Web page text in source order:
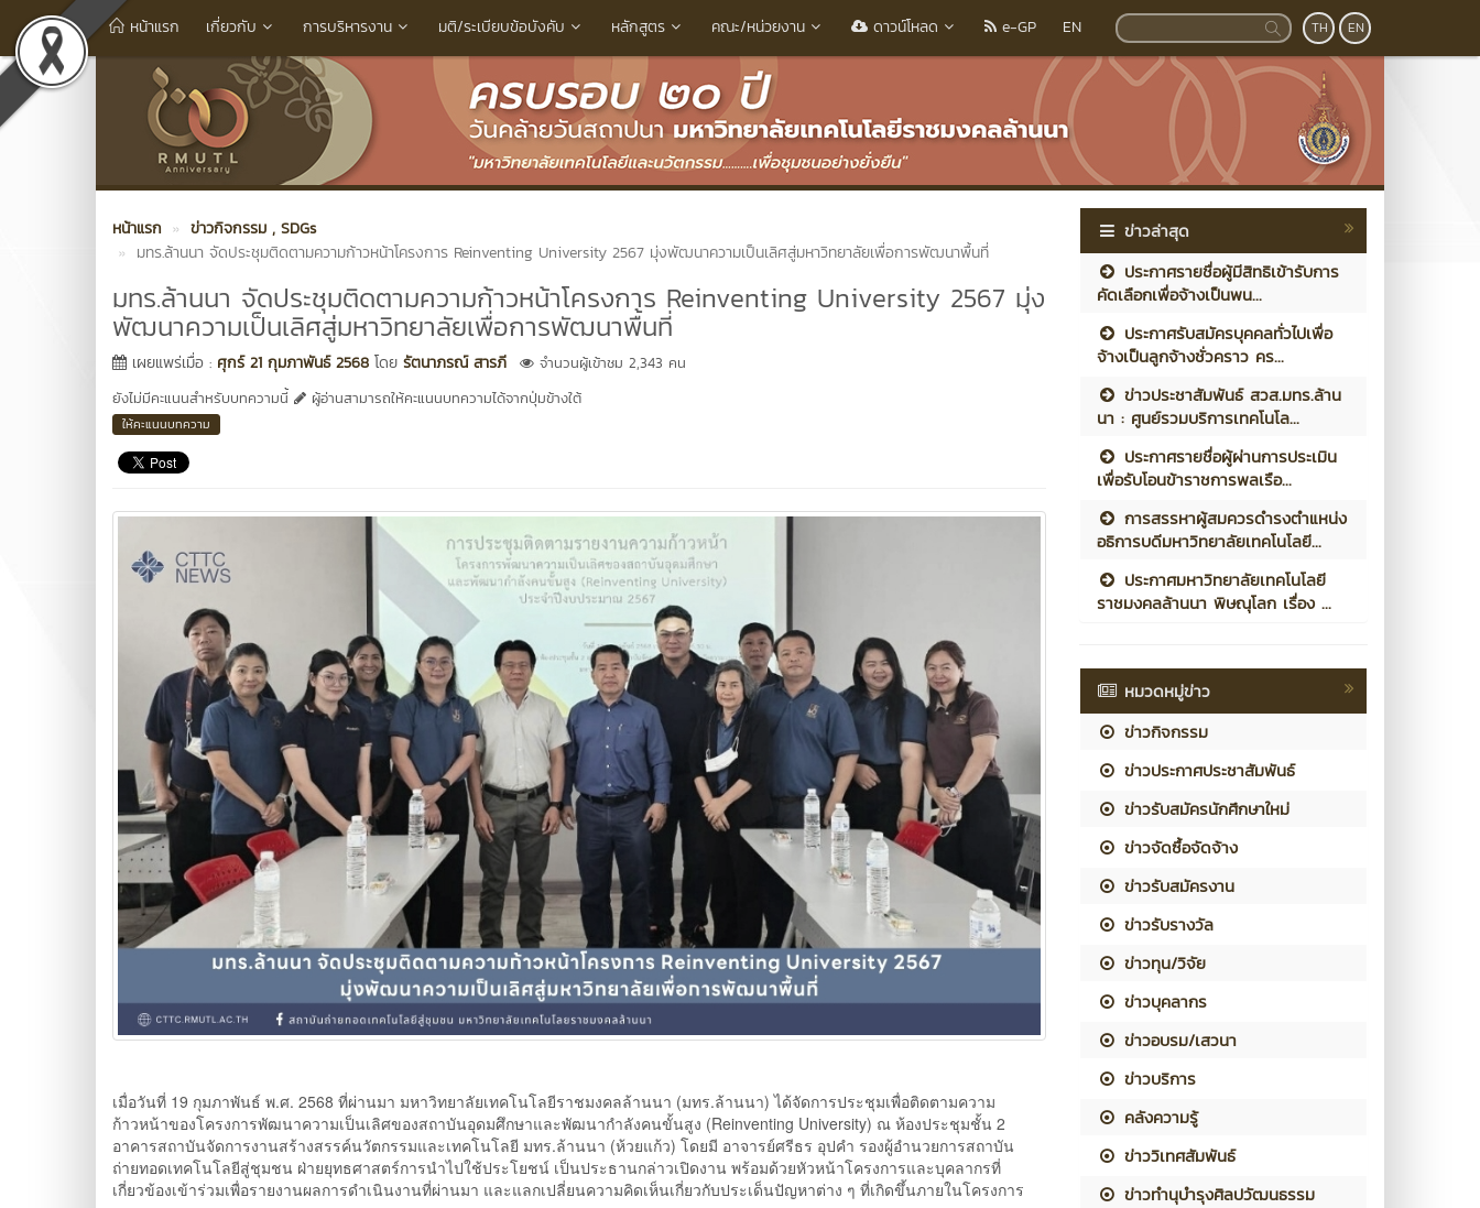
หน้าแรก เกี่ยวกับ การบริหารงาน มติ/ระเบียบข้อบังคับ หลักสูตร คณะ/หน่วยงาน ดาวน์โหลด e-GP EN TH EN
หน้าแรก ข่าวกิจกรรม , SDGs
มทร.ล้านนา จัดประชุมติดตามความก้าวหน้าโครงการ Reinventing University 2567 มุ่งพัฒนาความเป็นเลิศสู่มหาวิทยาลัยเพื่อการพัฒนาพื้นที่
มทร.ล้านนา จัดประชุมติดตามความก้าวหน้าโครงการ Reinventing University 2567 มุ่ง
พัฒนาความเป็นเลิศสู่มหาวิทยาลัยเพื่อการพัฒนาพื้นที่
เผยแพร่เมื่อ : ศุกร์ 21 กุมภาพันธ์ 2568 โดย รัตนาภรณ์ สารภี
จำนวนผู้เข้าชม 2,343 คน
ยังไม่มีคะแนนสำหรับบทความนี้
ผู้อ่านสามารถให้คะแนนบทความได้จากปุ่มข้างใต้
ให้คะแนนบทความ
เมื่อวันที่ 19 กุมภาพันธ์ พ.ศ. 2568 ที่ผ่านมา มหาวิทยาลัยเทคโนโลยีราชมงคลล้านนา (มทร.ล้านนา) ได้จัดการประชุมเพื่อติดตามความ
ก้าวหน้าของโครงการพัฒนาความเป็นเลิศของสถาบันอุดมศึกษาและพัฒนากำลังคนขั้นสูง (Reinventing University) ณ ห้องประชุมชั้น 2
อาคารสถาบันจัดการงานสร้างสรรค์นวัตกรรมและเทคโนโลยี มทร.ล้านนา (ห้วยแก้ว) โดยมี อาจารย์ศรีธร อุปคำ รองผู้อำนวยการสถาบัน
ถ่ายทอดเทคโนโลยีสู่ชุมชน ฝ่ายยุทธศาสตร์การนำไปใช้ประโยชน์ เป็นประธานกล่าวเปิดงาน พร้อมด้วยหัวหน้าโครงการและบุคลากรที่
เกี่ยวข้องเข้าร่วมเพื่อรายงานผลการดำเนินงานที่ผ่านมา และแลกเปลี่ยนความคิดเห็นเกี่ยวกับประเด็นปัญหาต่าง ๆ ที่เกิดขึ้นภายในโครงการ
ข่าวล่าสุด
ประกาศรายชื่อผู้มีสิทธิเข้ารับการ
คัดเลือกเพื่อจ้างเป็นพน...
ประกาศรับสมัครบุคคลทั่วไปเพื่อ
จ้างเป็นลูกจ้างชั่วคราว คร...
ข่าวประชาสัมพันธ์ สวส.มทร.ล้าน
นา : ศูนย์รวมบริการเทคโนโล...
ประกาศรายชื่อผู้ผ่านการประเมิน
เพื่อรับโอนข้าราชการพลเรือ...
การสรรหาผู้สมควรดำรงตำแหน่ง
อธิการบดีมหาวิทยาลัยเทคโนโลยี...
ประกาศมหาวิทยาลัยเทคโนโลยี
ราชมงคลล้านนา พิษณุโลก เรื่อง ...
หมวดหมู่ข่าว
ข่าวกิจกรรม
ข่าวประกาศประชาสัมพันธ์
ข่าวรับสมัครนักศึกษาใหม่
ข่าวจัดซื้อจัดจ้าง
ข่าวรับสมัครงาน
ข่าวรับรางวัล
ข่าวทุน/วิจัย
ข่าวบุคลากร
ข่าวอบรม/เสวนา
ข่าวบริการ
คลังความรู้
ข่าววิเทศสัมพันธ์
ข่าวทำนุบำรุงศิลปวัฒนธรรม